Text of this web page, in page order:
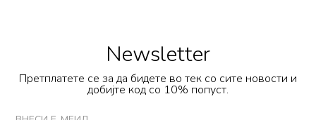
Newsletter
Претплатете се за да бидете во тек со сите новости и
добијте код со 10% попуст.